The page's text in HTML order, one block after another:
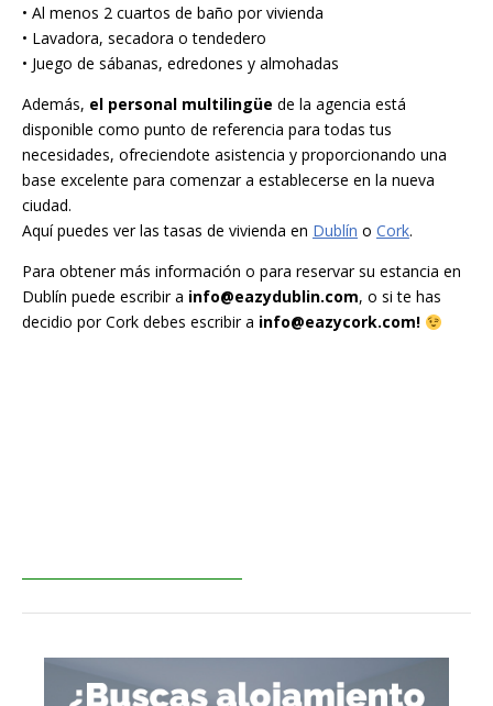
• Al menos 2 cuartos de baño por vivienda
• Lavadora, secadora o tendedero
• Juego de sábanas, edredones y almohadas
Además, el personal multilingüe de la agencia está
disponible como punto de referencia para todas tus
necesidades, ofreciendote asistencia y proporcionando una
base excelente para comenzar a establecerse en la nueva
ciudad.
Aquí puedes ver las tasas de vivienda en Dublín o Cork.
Para obtener más información o para reservar su estancia en
Dublín puede escribir a info@eazydublin.com, o si te has
decidio por Cork debes escribir a info@eazycork.com!